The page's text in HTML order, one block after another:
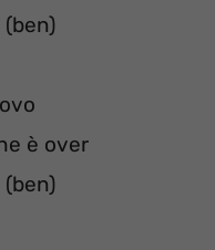
è over